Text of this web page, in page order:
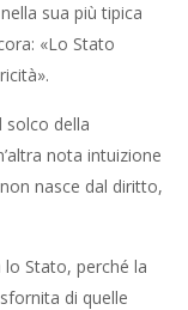
sua più tipica
«Lo Stato
solco della
nota intuizione
nasce dal diritto,
Stato, perché la
di quelle